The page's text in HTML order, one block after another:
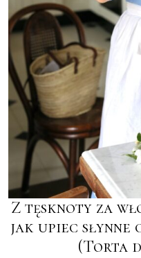
Z tęsknoty za
jak upiec słynne
(Torta